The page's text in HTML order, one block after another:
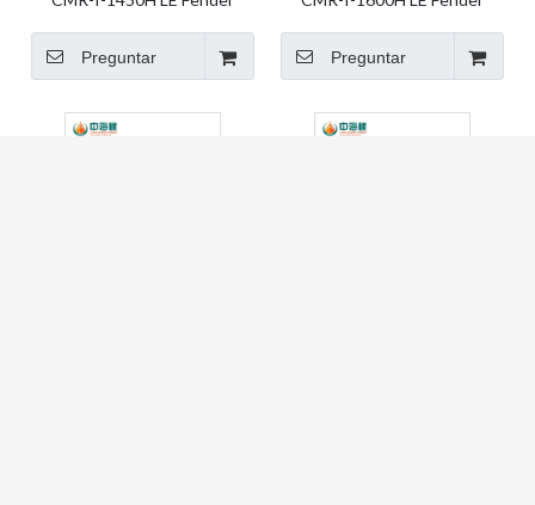
Pierna Goma Fender Element
Fender
Preguntar
Pierna Goma Fender Element
Fender
Preguntar